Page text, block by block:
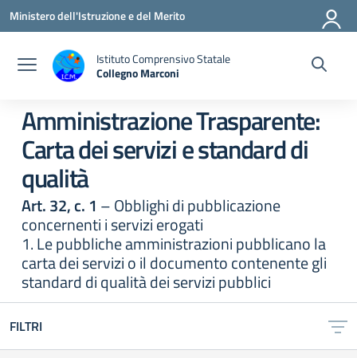
Vai ai contenuti
Vai al menu di navigazione
Vai al footer
Ministero dell'Istruzione e del Merito
Istituto Comprensivo Statale
Collegno Marconi
Amministrazione Trasparente:
Carta dei servizi e standard di
qualità
Art. 32, c. 1 – Obblighi di pubblicazione
concernenti i servizi erogati
1. Le pubbliche amministrazioni pubblicano la
carta dei servizi o il documento contenente gli
standard di qualità dei servizi pubblici
FILTRI